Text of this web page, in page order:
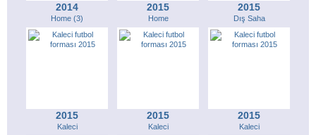
2014
Home (3)
2015
Home
2015
Dış Saha
2015
Kaleci
2015
Kaleci
2015
Kaleci